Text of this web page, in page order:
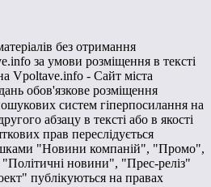
без отримання
за умови розміщення в тексті
Vpoltave.info - Сайт міста
обов'язкове розміщення
систем гіперпосилання на
абзацу в тексті або в якості
прав переслідується
"Новини компаній", "Промо",
новини", "Прес-реліз"
публікуються на правах